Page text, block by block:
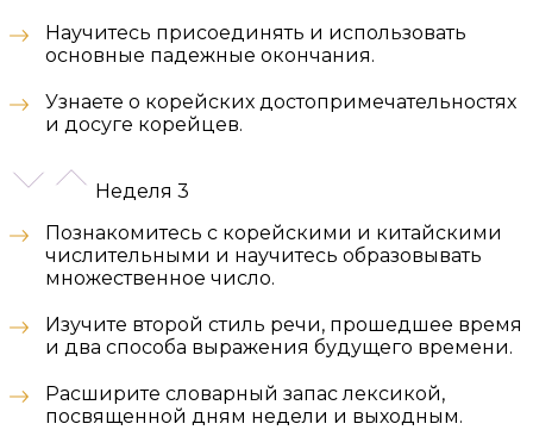
Научитесь присоединять и использовать
основные падежные окончания.
Узнаете о корейских достопримечательностях
и досуге корейцев.
Неделя 3
Познакомитесь с корейскими и китайскими
числительными и научитесь образовывать
множественное число.
Изучите второй стиль речи, прошедшее время
и два способа выражения будущего времени.
Расширите словарный запас лексикой,
посвященной дням недели и выходным.